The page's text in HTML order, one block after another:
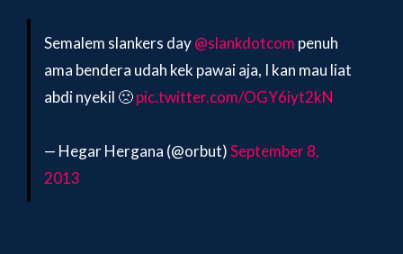
Semalem slankers day@slankdotcom penuh
ama bendera udah kek pawai aja, I kan mau liat
abdi nyekil 🙁pic.twitter.com/OGY6iyt2kN
— Hegar Hergana (@orbut)September 8,
2013